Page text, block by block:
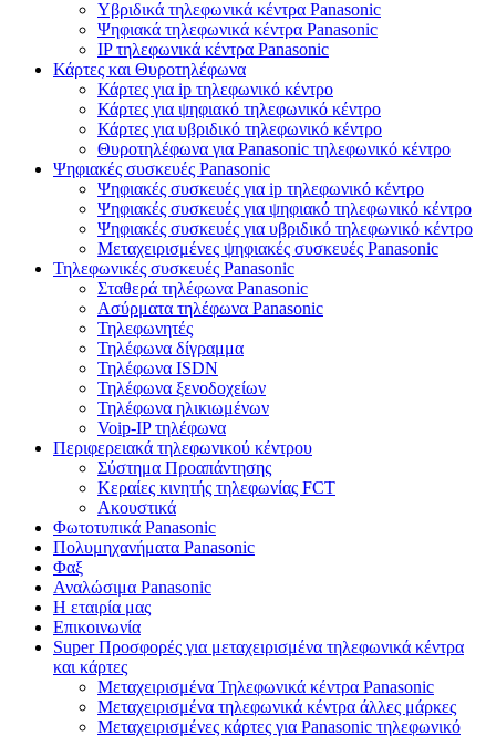
Υβριδικά τηλεφωνικά κέντρα Panasonic
Ψηφιακά τηλεφωνικά κέντρα Panasonic
IP τηλεφωνικά κέντρα Panasonic
Κάρτες και Θυροτηλέφωνα
Κάρτες για ip τηλεφωνικό κέντρο
Κάρτες για ψηφιακό τηλεφωνικό κέντρο
Κάρτες για υβριδικό τηλεφωνικό κέντρο
Θυροτηλέφωνα για Panasonic τηλεφωνικό κέντρο
Ψηφιακές συσκευές Panasonic
Ψηφιακές συσκευές για ip τηλεφωνικό κέντρο
Ψηφιακές συσκευές για ψηφιακό τηλεφωνικό κέντρο
Ψηφιακές συσκευές για υβριδικό τηλεφωνικό κέντρο
Μεταχειρισμένες ψηφιακές συσκευές Panasonic
Τηλεφωνικές συσκευές Panasonic
Σταθερά τηλέφωνα Panasonic
Ασύρματα τηλέφωνα Panasonic
Τηλεφωνητές
Τηλέφωνα δίγραμμα
Τηλέφωνα ISDN
Τηλέφωνα ξενοδοχείων
Τηλέφωνα ηλικιωμένων
Voip-IP τηλέφωνα
Περιφερειακά τηλεφωνικού κέντρου
Σύστημα Προαπάντησης
Κεραίες κινητής τηλεφωνίας FCT
Ακουστικά
Φωτοτυπικά Panasonic
Πολυμηχανήματα Panasonic
Φαξ
Αναλώσιμα Panasonic
Η εταιρία μας
Επικοινωνία
Super Προσφορές για μεταχειρισμένα τηλεφωνικά κέντρα
και κάρτες
Μεταχειρισμένα Τηλεφωνικά κέντρα Panasonic
Μεταχειρισμένα τηλεφωνικά κέντρα άλλες μάρκες
Μεταχειρισμένες κάρτες για Panasonic τηλεφωνικό